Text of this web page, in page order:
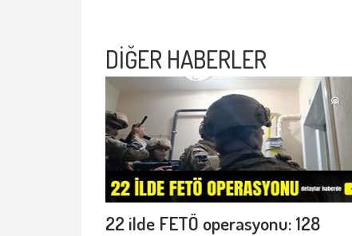
DİĞER HABERLER
22 ilde FETÖ operasyonu: 128